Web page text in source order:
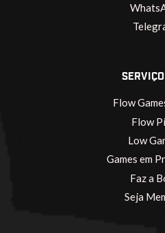
Flow
Flow
Low
Games em
Faz a
Seja